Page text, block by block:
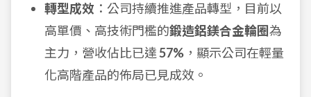
轉型成效 ：公司持續推進產品轉型，目前以
高單價、高技術門檻的鍛造鋁鎂合金輪圈為
主力，營收佔比已達57% ，顯示公司在輕量
化高階產品的佈局已見成效。